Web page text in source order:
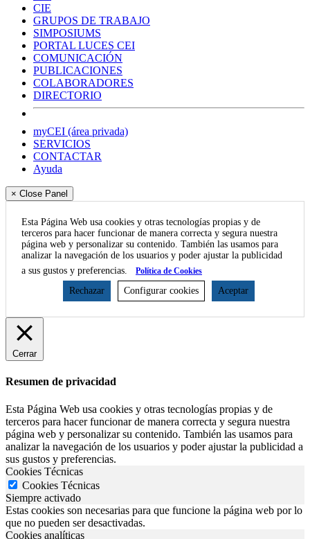
CIE
GRUPOS DE TRABAJO
SIMPOSIUMS
PORTAL LUCES CEI
COMUNICACIÓN
PUBLICACIONES
COLABORADORES
DIRECTORIO
myCEI (área privada)
SERVICIOS
CONTACTAR
Ayuda
× Close Panel
Esta Página Web usa cookies y otras tecnologías propias y de
terceros para hacer funcionar de manera correcta y segura nuestra
página web y personalizar su contenido. También las usamos para
analizar la navegación de los usuarios y poder ajustar la publicidad
a sus gustos y preferencias.
Política de Cookies
Rechazar Configurar cookies Aceptar
Cerrar
Resumen de privacidad
Esta Página Web usa cookies y otras tecnologías propias y de
terceros para hacer funcionar de manera correcta y segura nuestra
página web y personalizar su contenido. También las usamos para
analizar la navegación de los usuarios y poder ajustar la publicidad a
sus gustos y preferencias.
Cookies Técnicas
Cookies Técnicas
Siempre activado
Estas cookies son necesarias para que funcione la página web por lo
que no pueden ser desactivadas.
Cookies analíticas